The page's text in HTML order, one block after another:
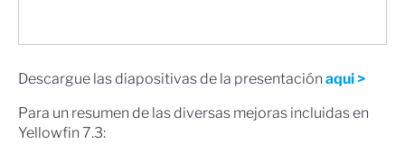
Descargue las diapositivas de la presentación aqui >
Para un resumen de las diversas mejoras incluidas en
Yellowfin 7.3: